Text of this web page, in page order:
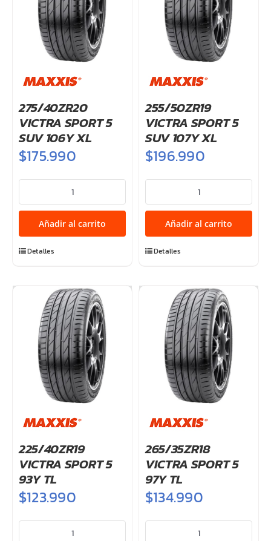
275/40ZR20
VICTRA SPORT 5
SUV 106Y XL
$175.990
275/40ZR20
VICTRA
SPORT
SUV
cantidad
Añadir al carrito
Detalles
255/50ZR19
VICTRA SPORT 5
SUV 107Y XL
$196.990
VICTRA
SPORT
SUV
cantidad
Añadir al carrito
Detalles
225/40ZR19
VICTRA SPORT 5
93Y TL
$123.990
265/35ZR18
VICTRA SPORT 5
97Y TL
$134.990